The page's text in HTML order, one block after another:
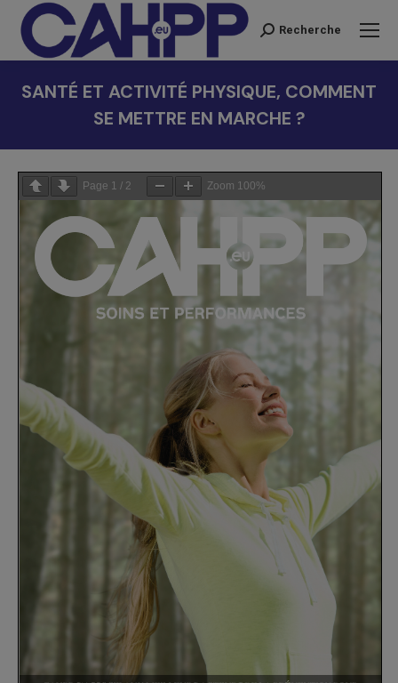
Recherche
Recherche
SANTÉ ET ACTIVITÉ PHYSIQUE, COMMENT
SE METTRE EN MARCHE ?
Page 1 / 2 Zoom 100%